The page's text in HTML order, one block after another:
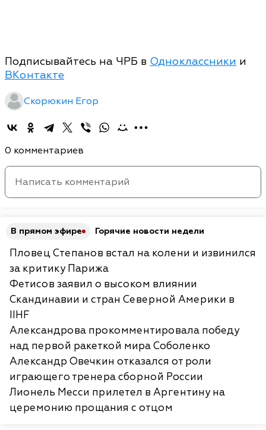
Подписывайтесь на ЧРБ в Одноклассники и
ВКонтакте
Скорюкин Егор
0 комментариев
В прямом эфире Горячие новости недели
Пловец Степанов встал на колени и извинился
за критику Парижа
Фетисов заявил о высоком влиянии
Скандинавии и стран Северной Америки в
IIHF
Александрова прокомментировала победу
над первой ракеткой мира Соболенко
Александр Овечкин отказался от роли
играющего тренера сборной России
Лионель Месси прилетел в Аргентину на
церемонию прощания с отцом